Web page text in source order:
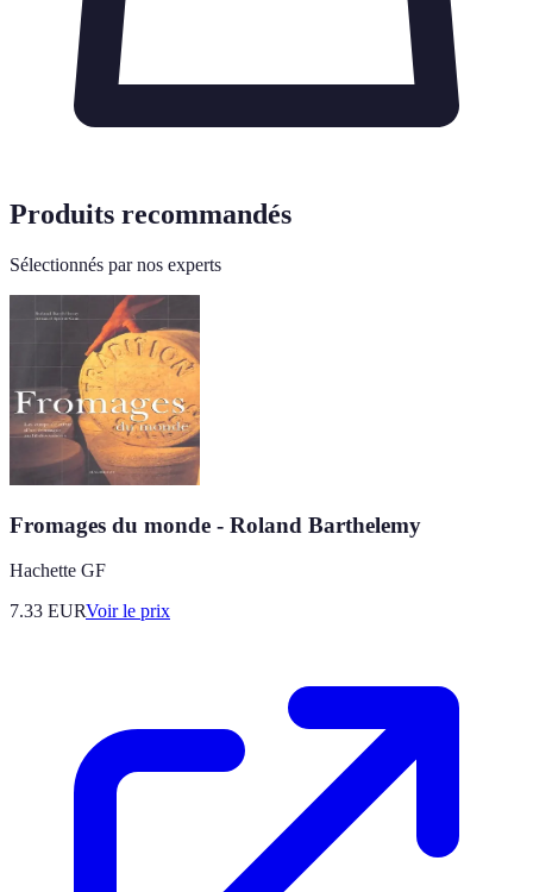
Produits recommandés
Sélectionnés par nos experts
Fromages du monde - Roland Barthelemy
Hachette GF
7.33 EURVoir le prix